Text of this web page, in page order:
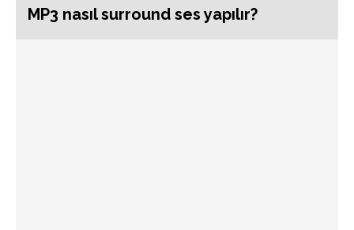
MP3 nasıl surround ses yapılır?